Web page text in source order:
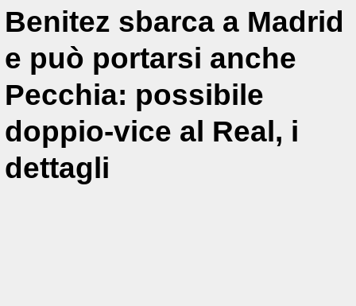
Benitez sbarca a Madrid
e può portarsi anche
Pecchia: possibile
doppio-vice al Real, i
dettagli